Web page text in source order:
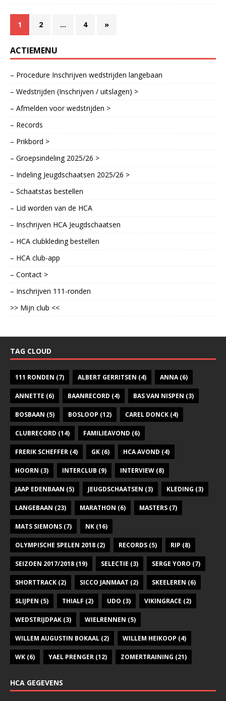
1 2 … 4 »
ACTIEMENU
– Procedure Inschrijven wedstrijden langebaan
– Wedstrijden (Inschrijven / uitslagen) >
– Afmelden voor wedstrijden >
– Records
– Prikbord >
– Groepsindeling 2025/26 >
– Indeling Jeugdschaatsen 2025/26 >
– Schaatstas bestellen
– Lid worden van de HCA
– Inschrijven HCA Jeugdschaatsen
– HCA clubkleding bestellen
– HCA club-app
– Contact >
– Inschrijven 111-ronden
>> Mijn club <<
TAG CLOUD
111 RONDEN (7) ALBERT GERRITSEN (4) ANNA(6)
ANNETTE (6) BAANRECORD (4) BAS VAN NISPEN (3)
BOSBAAN (5) BOSLOOP (12) CAREL DONCK (4)
CLUBRECORD (14) FAMILIEAVOND (6)
FRERIK SCHEFFER (4) GK (6) HCA AVOND (4)
HOORN (3) INTERCLUB (9) INTERVIEW (8)
JAAP EDENBAAN (5) JEUGDSCHAATSEN (3) KLEDING (3)
LANGEBAAN (23) MARATHON (6) MASTERS (7)
MATS SIEMONS (7) NK (16)
OLYMPISCHE SPELEN 2018 (2) RECORDS (5) RIP (8)
SEIZOEN 2017/2018 (19) SELECTIE (3) SERGE YORO (7)
SHORTTRACK (2) SICCO JANMAAT (2) SKEELEREN (6)
SLIJPEN (5) THIALF (2) UDO (3) VIKINGRACE (2)
WEDSTRIJDPAK (3) WIELRENNEN (5)
WILLEM AUGUSTIN BOKAAL (2) WILLEM HEIKOOP (4)
WK (6) YAEL PRENGER (12) ZOMERTRAINING (21)
HCA GEGEVENS